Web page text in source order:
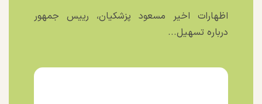
اظهارات اخیر مسعود پزشکیان، رییس جمهور
درباره تسهیل...